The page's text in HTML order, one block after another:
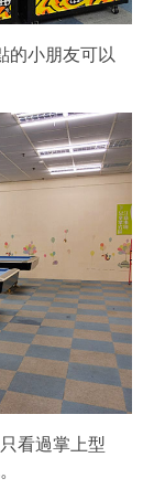
的小朋友可以
看過掌上型